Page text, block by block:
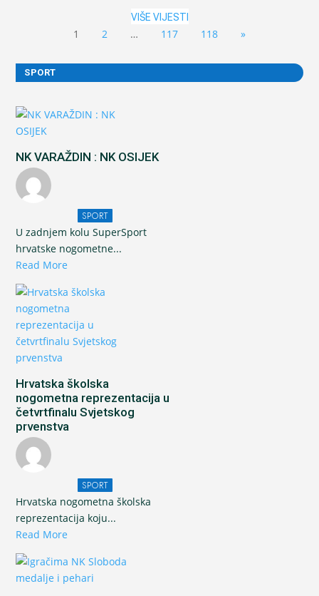
VIŠE VIJESTI
1 2 … 117 118 »
SPORT
NK VARAŽDIN : NK OSIJEK
SPORT
U zadnjem kolu SuperSport
hrvatske nogometne...
Read More
Hrvatska školska
nogometna reprezentacija u
četvrtfinalu Svjetskog
prvenstva
SPORT
Hrvatska nogometna školska
reprezentacija koju...
Read More